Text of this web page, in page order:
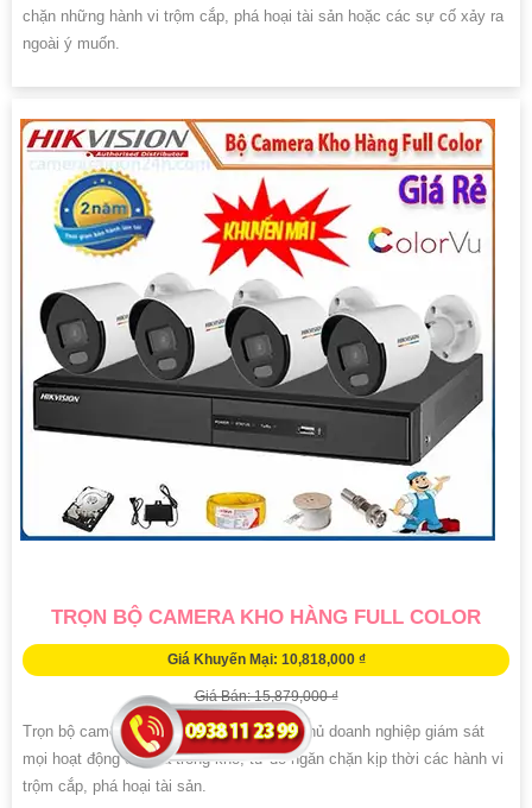
chặn những hành vi trộm cắp, phá hoại tài sản hoặc các sự cố xảy ra
ngoài ý muốn.
TRỌN BỘ CAMERA KHO HÀNG FULL COLOR
Giá Khuyến Mại: 10,818,000 ₫
Giá Bán: 15,879,000 ₫
Trọn bộ camera kho hàng full color giúp chủ doanh nghiệp giám sát
mọi hoạt động diễn ra trong kho, từ đó ngăn chặn kịp thời các hành vi
trộm cắp, phá hoại tài sản.